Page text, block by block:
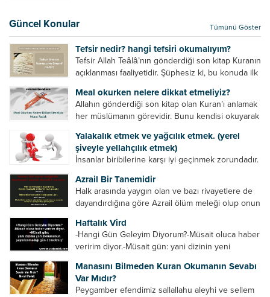
kurtulur. Ağaçlar onun zulmünden kurtulur....
Güncel Konular Tümünü Göster
Tefsir nedir? hangi tefsiri okumalıyım?
Tefsir Allah Teâlâ’nın gönderdiği son kitap Kuranın
açıklanması faaliyetidir. Şüphesiz ki, bu konuda ilk
ayetleri peygamber efendimize soruyor. O da
bunları izah ediyor/tefsir ediyordu. “Biz sana...
Meal okurken nelere dikkat etmeliyiz?
Allahın gönderdiği son kitap olan Kuran’ı anlamak
her müslümanın görevidir. Bunu kendisi okuyarak
yollarla anlamaya çalışmalıdır. Meal nedir? Arapça
bir kelime olan meal;...
Yalakalık etmek ve yağcılık etmek. (yerel
şiveyle yellahçılık etmek)
İnsanlar biribilerine karşı iyi geçinmek zorundadır.
makam gücü, nesep gücü, maddi güç, fiziki güç)
diğer insanları ezebiliyor. Normal şartlarda elinde
bu güçler...
Azrail Bir Tanemidir
Halk arasında yaygın olan ve bazı rivayetlere de
dayandırdığına göre Azrail ölüm meleği olup onun
Azrail tek başına aynı anda binlerce insanın
canını...
Haftalık Vird
-Hangi Gün Geleyim Diyorum?-Müsait oluca haber
veririm diyor.-Müsait gün: yani dizinin yeni
efendinin Haftalık Virdi HAFTALIK VİRD Pazartesi
Günü Hangi VİRD var?20:00 Star TV –...
Manasını Bilmeden Kuran Okumanın Sevabı
Var Mıdır?
Peygamber efendimiz sallallahu aleyhi ve sellem